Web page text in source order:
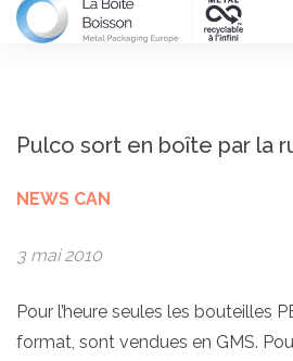
Pulco sort en boîte par la
NEWS CAN
3 mai 2010
Pour l’heure seules les bouteilles
format, sont vendues en GMS.